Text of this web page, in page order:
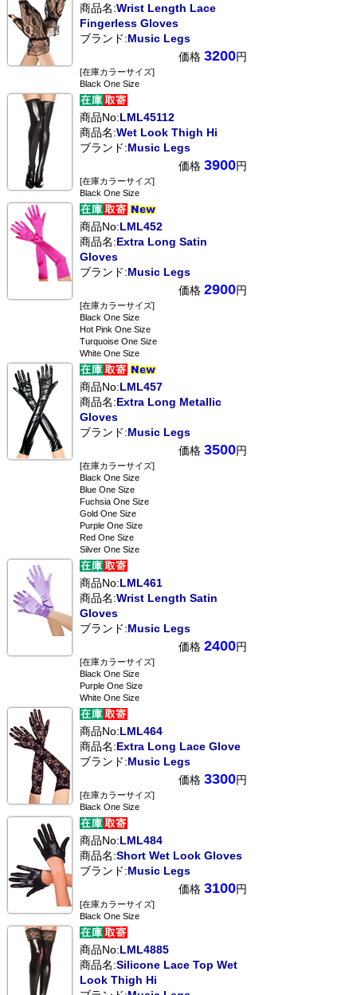
商品名:Wrist Length Lace
Fingerless Gloves
ブランド:Music Legs
価格 3200円
[在庫カラーサイズ]
Black One Size
商品No:LML45112
商品名:Wet Look Thigh Hi
ブランド:Music Legs
価格 3900円
[在庫カラーサイズ]
Black One Size
商品No:LML452
商品名:Extra Long Satin
Gloves
ブランド:Music Legs
価格 2900円
[在庫カラーサイズ]
Black One Size
Hot Pink One Size
Turquoise One Size
White One Size
商品No:LML457
商品名:Extra Long Metallic
Gloves
ブランド:Music Legs
価格 3500円
[在庫カラーサイズ]
Black One Size
Blue One Size
Fuchsia One Size
Gold One Size
Purple One Size
Red One Size
Silver One Size
商品No:LML461
商品名:Wrist Length Satin
Gloves
ブランド:Music Legs
価格 2400円
[在庫カラーサイズ]
Black One Size
Purple One Size
White One Size
商品No:LML464
商品名:Extra Long Lace Glove
ブランド:Music Legs
価格 3300円
[在庫カラーサイズ]
Black One Size
商品No:LML484
商品名:Short Wet Look Gloves
ブランド:Music Legs
価格 3100円
[在庫カラーサイズ]
Black One Size
商品No:LML4885
商品名:Silicone Lace Top Wet
Look Thigh Hi